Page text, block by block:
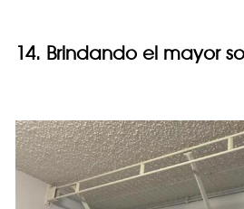
14. Brindando el mayor